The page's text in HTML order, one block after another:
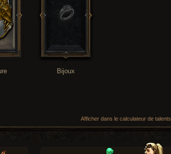
Bijoux
Afficher dans le calculateur de talents